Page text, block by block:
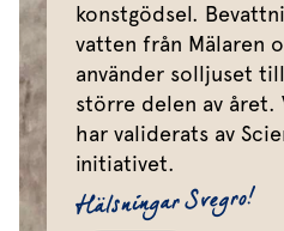
konstgödsel.
vatten från Mälaren
använder solljuset
större delen av året.
har validerats av
initiativet.
Hälsningar Svegro!